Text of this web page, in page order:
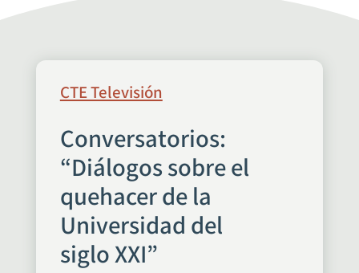
CTE Televisión
Conversatorios:
“Diálogos sobre el
quehacer de la
Universidad del
siglo XXI”